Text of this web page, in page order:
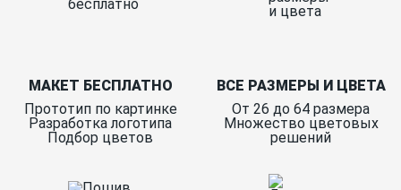
МАКЕТ БЕСПЛАТНО
Прототип по картинке
Разработка логотипа
Подбор цветов
ВСЕ РАЗМЕРЫ И ЦВЕТА
От 26 до 64 размера
Множество цветовых
решений